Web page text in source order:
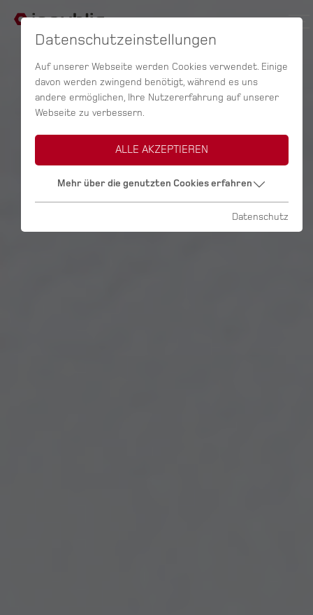
Datenschutzeinstellungen
Auf unserer Webseite werden Cookies verwendet. Einige
davon werden zwingend benötigt, während es uns
andere ermöglichen, Ihre Nutzererfahrung auf unserer
Webseite zu verbessern.
ALLE AKZEPTIEREN
Mehr über die genutzten Cookies erfahren
Datenschutz